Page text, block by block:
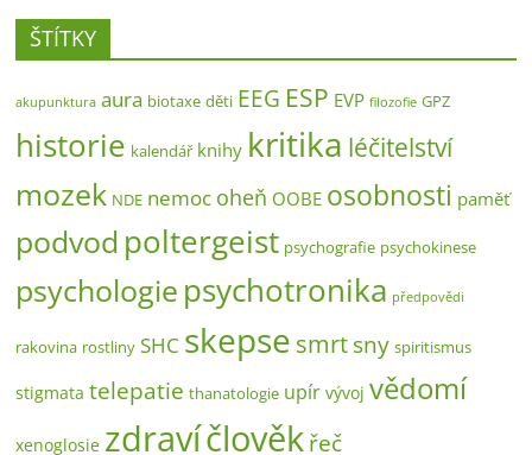
ŠTÍTKY
akupunktura aura biotaxe děti EEG ESP EVP filozofie GPZ
historie kalendář knihy kritika léčitelství
mozek NDE nemoc oheň OOBE osobnosti paměť
podvod poltergeist psychografie psychokinese
psychologie psychotronika předpovědi
rakovina rostliny SHC skepse smrtsny spiritismus
stigmata telepatie thanatologie upír vývoj vědomí
xenoglosie zdravíčlověkřeč